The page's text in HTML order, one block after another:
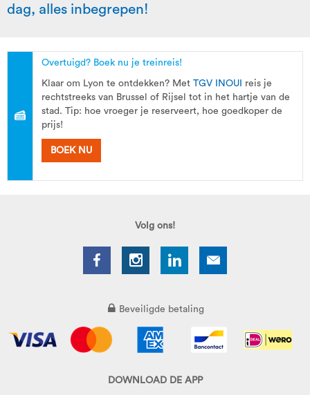
dag, alles inbegrepen!
Overtuigd? Boek nu je treinreis!
Klaar om Lyon te ontdekken? Met TGV INOUI
reis je
rechtstreeks van Brussel of Rijsel tot in het hartje van de
stad. Tip: hoe vroeger je reserveert, hoe goedkoper de
prijs!
BOEK NU
Volg ons!
Beveiligde betaling
DOWNLOAD DE APP